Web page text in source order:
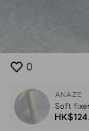
0
ANAZE
Soft